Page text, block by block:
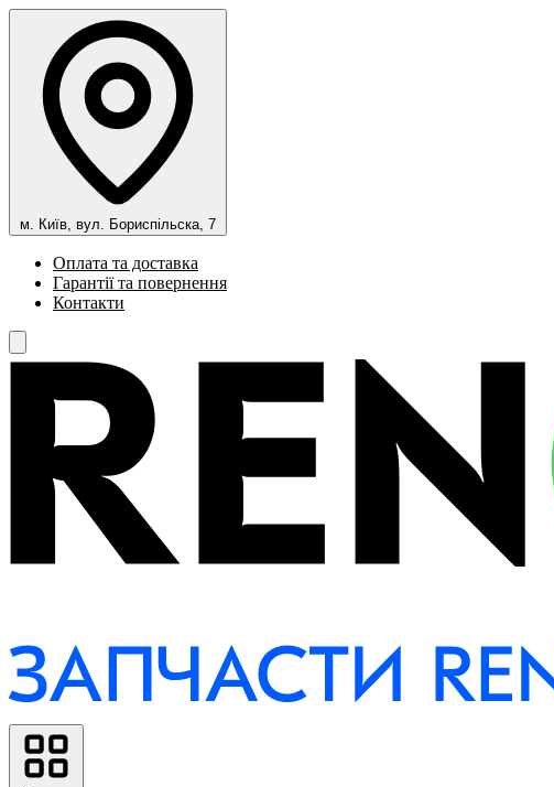
м. Київ, вул. Бориспільска, 7
Оплата та доставка
Гарантії та повернення
Контакти